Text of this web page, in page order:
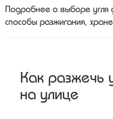
Подробнее о выборе угля
способы разжигания,
Как разжечь
на улице